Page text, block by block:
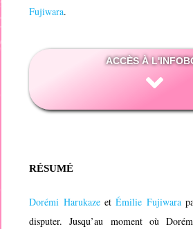
Fujiwara.
ACCÈS À
RÉSUMÉ
Dorémi HarukazeetÉmilie Fujiwara
disputer. Jusqu’au moment où